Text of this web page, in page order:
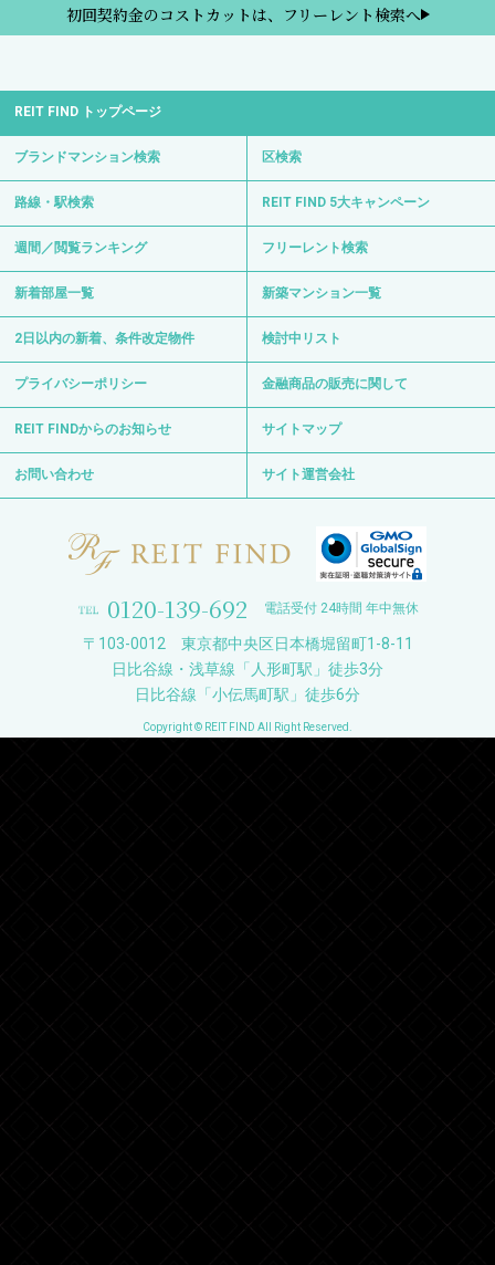
初回契約金のコストカットは、フリーレント検索へ
REIT FIND トップページ
ブランドマンション検索 区検索
路線・駅検索 REIT FIND 5大キャンペーン
週間／閲覧ランキング フリーレント検索
新着部屋一覧 新築マンション一覧
2日以内の新着、条件改定物件 検討中リスト
プライバシーポリシー 金融商品の販売に関して
REIT FINDからのお知らせ サイトマップ
お問い合わせ サイト運営会社
0120-139-692 電話受付 24時間 年中無休
〒103-0012 東京都中央区日本橋堀留町1-8-11
日比谷線・浅草線「人形町駅」徒歩3分
日比谷線「小伝馬町駅」徒歩6分
Copyright © REIT FIND All Right Reserved.